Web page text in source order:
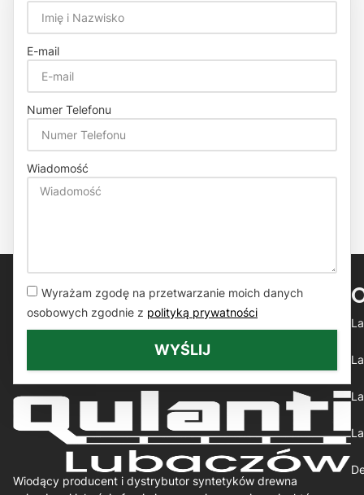
E-mail
Numer Telefonu
Wiadomość
Wyrażam zgodę na przetwarzanie moich danych
osobowych zgodnie z polityką prywatności
WYŚLIJ
Wiodący producent i dystrybutor syntetyków drewna